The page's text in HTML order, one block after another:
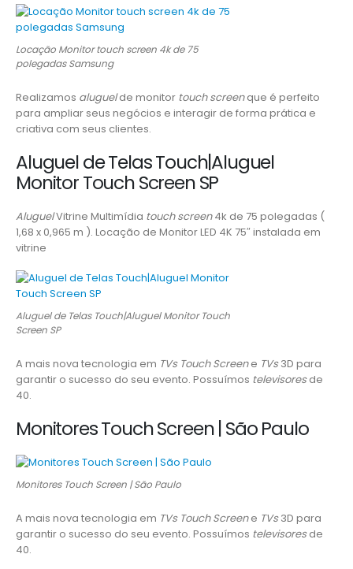
Locação Monitor touch screen 4k de 75
polegadas Samsung
Realizamos aluguelde monitor touch screenque é perfeito
para ampliar seus negócios e interagir de forma prática e
criativa com seus clientes.
Aluguel de Telas Touch|Aluguel
Monitor Touch Screen SP
AluguelVitrine Multimídia touch screen4k de 75 polegadas (
1,68 x 0,965 m ). Locação de Monitor LED 4K 75″ instalada em
vitrine
Aluguel de Telas Touch|Aluguel Monitor Touch
Screen SP
A mais nova tecnologia em TVs Touch Screene TVs3D para
garantir o sucesso do seu evento. Possuímos televisoresde
40.
Monitores Touch Screen | São Paulo
Monitores Touch Screen | São Paulo
A mais nova tecnologia em TVs Touch Screene TVs3D para
garantir o sucesso do seu evento. Possuímos televisoresde
40.